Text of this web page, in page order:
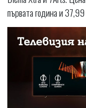
първата година и